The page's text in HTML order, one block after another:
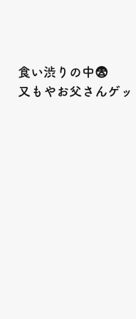
食い渋りの中😨
又もやお父さんゲッ